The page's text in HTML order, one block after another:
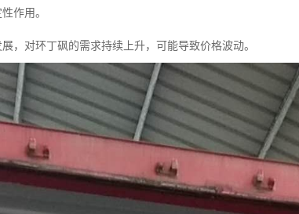
作用。
，对环丁砜的需求持续上升，可能导致价格波动。